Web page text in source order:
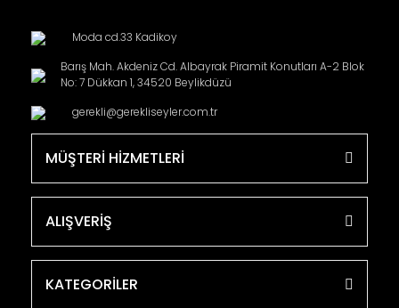
Moda cd.33 Kadikoy
Barış Mah. Akdeniz Cd. Albayrak Piramit Konutları A-2 Blok
No: 7 Dükkan 1, 34520 Beylikdüzü
gerekli@gerekliseyler.com.tr
MÜŞTERİ HİZMETLERİ
ALIŞVERİŞ
KATEGORİLER